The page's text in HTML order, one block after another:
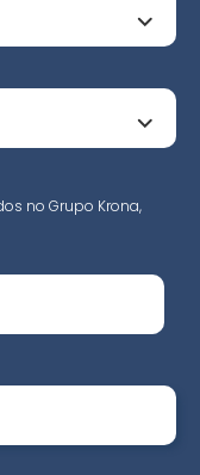
no Grupo Krona,